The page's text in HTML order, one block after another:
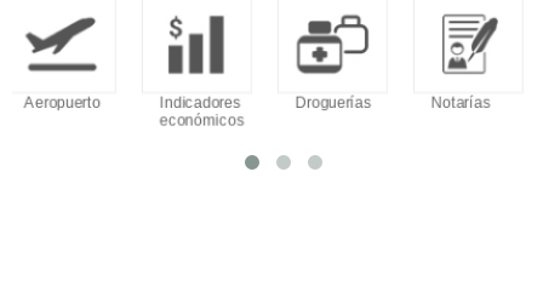
Indicadores
Droguerías Notarías
Calendario